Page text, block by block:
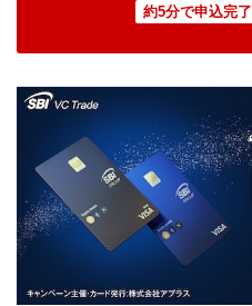
約5分で申込完了